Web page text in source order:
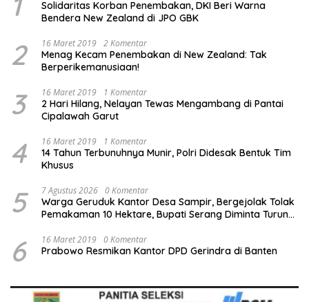
Solidaritas Korban Penembakan, DKI Beri Warna
Bendera New Zealand di JPO GBK
2 16 Maret 2019 2 Komentar
Menag Kecam Penembakan di New Zealand: Tak
Berperikemanusiaan!
3 16 Maret 2019 1 Komentar
2 Hari Hilang, Nelayan Tewas Mengambang di Pantai
Cipalawah Garut
4 16 Maret 2019 1 Komentar
14 Tahun Terbunuhnya Munir, Polri Didesak Bentuk Tim
Khusus
5 7 Agustus 2026 0 Komentar
Warga Geruduk Kantor Desa Sampir, Bergejolak Tolak
Pemakaman 10 Hektare, Bupati Serang Diminta Turun
6 16 Maret 2019 0 Komentar
Prabowo Resmikan Kantor DPD Gerindra di Banten